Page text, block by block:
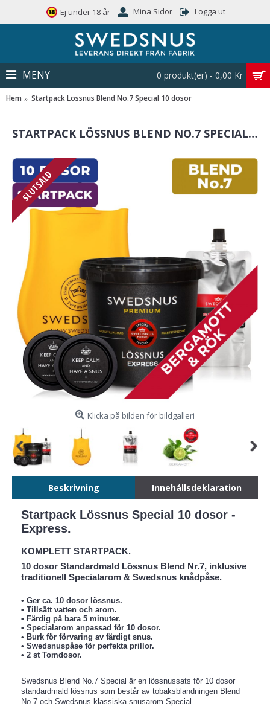
Ej under 18 år Mina Sidor Logga ut
0 produkt(er) - 0,00 Kr
MENY
Hem Startpack Lössnus Blend No.7 Special 10 dosor
STARTPACK LÖSSNUS BLEND NO.7 SPECIAL 10 DOSOR
SLUTSÅLD
Klicka på bilden för bildgalleri
Beskrivning Innehållsdeklaration
Startpack Lössnus Special 10 dosor -
Express.
KOMPLETT STARTPACK.
10 dosor Standardmald Lössnus Blend Nr.7, inklusive
traditionell Specialarom & Swedsnus knådpåse.
• Ger ca. 10 dosor lössnus.
• Tillsätt vatten och arom.
• Färdig på bara 5 minuter.
• Specialarom anpassad för 10 dosor.
• Burk för förvaring av färdigt snus.
• Swedsnuspåse för perfekta prillor.
• 2 st Tomdosor.
Swedsnus Blend No.7 Special är en lössnussats för 10 dosor
standardmald lössnus som består av tobaksblandningen Blend
No.7 och Swedsnus klassiska snusarom Special.